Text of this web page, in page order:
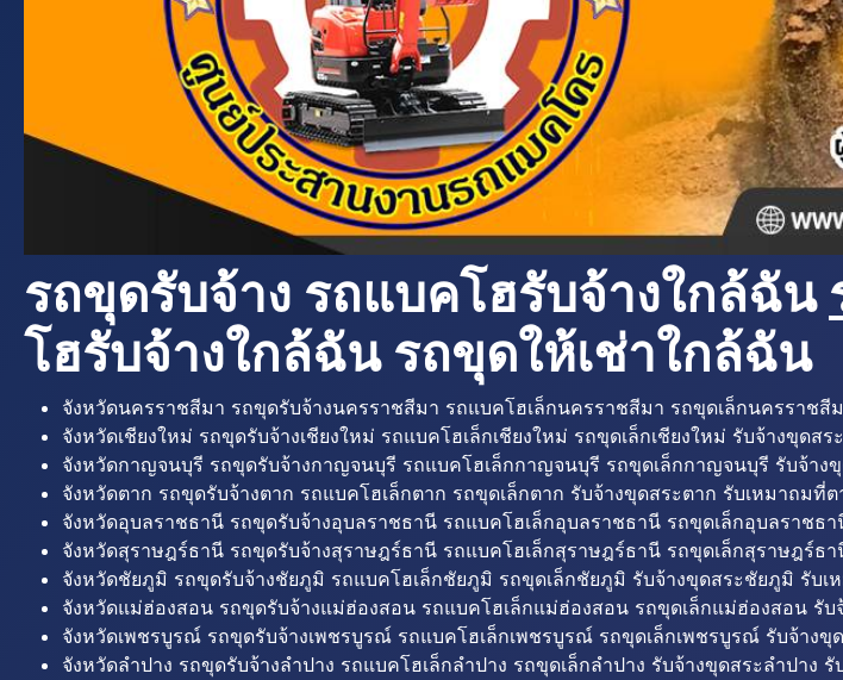
รถขุดรับจ้าง รถแบคโฮรับจ้างใกล้ฉัน
โฮรับจ้างใกล้ฉัน รถขุดให้เช่าใกล้ฉัน
จังหวัดนครราชสีมา รถขุดรับจ้างนครราชสีมา รถแบคโฮเล็กนครราชสีมา รถขุดเล็กนครราช
จังหวัดเชียงใหม่ รถขุดรับจ้างเชียงใหม่ รถแบคโฮเล็กเชียงใหม่ รถขุดเล็กเชียงใหม่ รับจ้างขุดส
จังหวัดกาญจนบุรี รถขุดรับจ้างกาญจนบุรี รถแบคโฮเล็กกาญจนบุรี รถขุดเล็กกาญจนบุรี รับจ้า
จังหวัดตาก รถขุดรับจ้างตาก รถแบคโฮเล็กตาก รถขุดเล็กตาก รับจ้างขุดสระตาก รับเหมาถมที่ต
จังหวัดอุบลราชธานี รถขุดรับจ้างอุบลราชธานี รถแบคโฮเล็กอุบลราชธานี รถขุดเล็กอุบลราช
จังหวัดสุราษฎร์ธานี รถขุดรับจ้างสุราษฎร์ธานี รถแบคโฮเล็กสุราษฎร์ธานี รถขุดเล็กสุราษฎร์
จังหวัดชัยภูมิ รถขุดรับจ้างชัยภูมิ รถแบคโฮเล็กชัยภูมิ รถขุดเล็กชัยภูมิ รับจ้างขุดสระชัยภูมิ รับเ
จังหวัดแม่ฮ่องสอน รถขุดรับจ้างแม่ฮ่องสอน รถแบคโฮเล็กแม่ฮ่องสอน รถขุดเล็กแม่ฮ่องสอน รั
จังหวัดเพชรบูรณ์ รถขุดรับจ้างเพชรบูรณ์ รถแบคโฮเล็กเพชรบูรณ์ รถขุดเล็กเพชรบูรณ์ รับจ้าง
จังหวัดลำปาง รถขุดรับจ้างลำปาง รถแบคโฮเล็กลำปาง รถขุดเล็กลำปาง รับจ้างขุดสระลำปาง